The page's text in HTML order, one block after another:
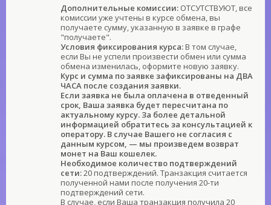
Дополнительные комиссии: ОТСУТСТВУЮТ, все
комиссии уже учтены в курсе обмена, вы
получаете сумму, указанную в заявке в графе
"получаете".
Условия фиксирования курса: В том случае,
если Вы не успели произвести обмен или сумма
обмена изменилась, оформите новую заявку.
Курс и сумма по заявке зафиксированы на ДВА
ЧАСА после создания заявки.
Если заявка не была оплачена в отведенный
срок, Ваша заявка будет пересчитана по
актуальному курсу. За более детальной
информацией обратитесь за консультацией к
оператору. В случае Вашего не согласия с
данным курсом, — мы произведем возврат
монет на Ваш кошелек.
Необходимое количество подтверждений
сети:20 подтверждений. Транзакция считается
полученной нами после получения 20-ти
подтверждений сети.
В случае, если Ваша транзакция получила 20